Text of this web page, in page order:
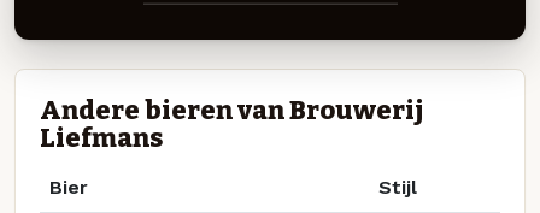
Andere bieren van Brouwerij
Liefmans
Bier Stijl